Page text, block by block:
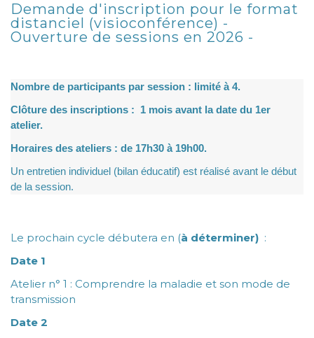
Demande d'inscription pour le format
distanciel (visioconférence) -
Ouverture de sessions en 2026 -
Nombre de participants par session : limité à 4.
Clôture des inscriptions : 1 mois avant la date du 1er
atelier.
Horaires des ateliers : de 17h30 à 19h00.
Un entretien individuel (bilan éducatif) est réalisé avant le début
de la session.
Le prochain cycle débutera en (à déterminer) :
Date 1
Atelier n° 1 : Comprendre la maladie et son mode de
transmission
Date 2